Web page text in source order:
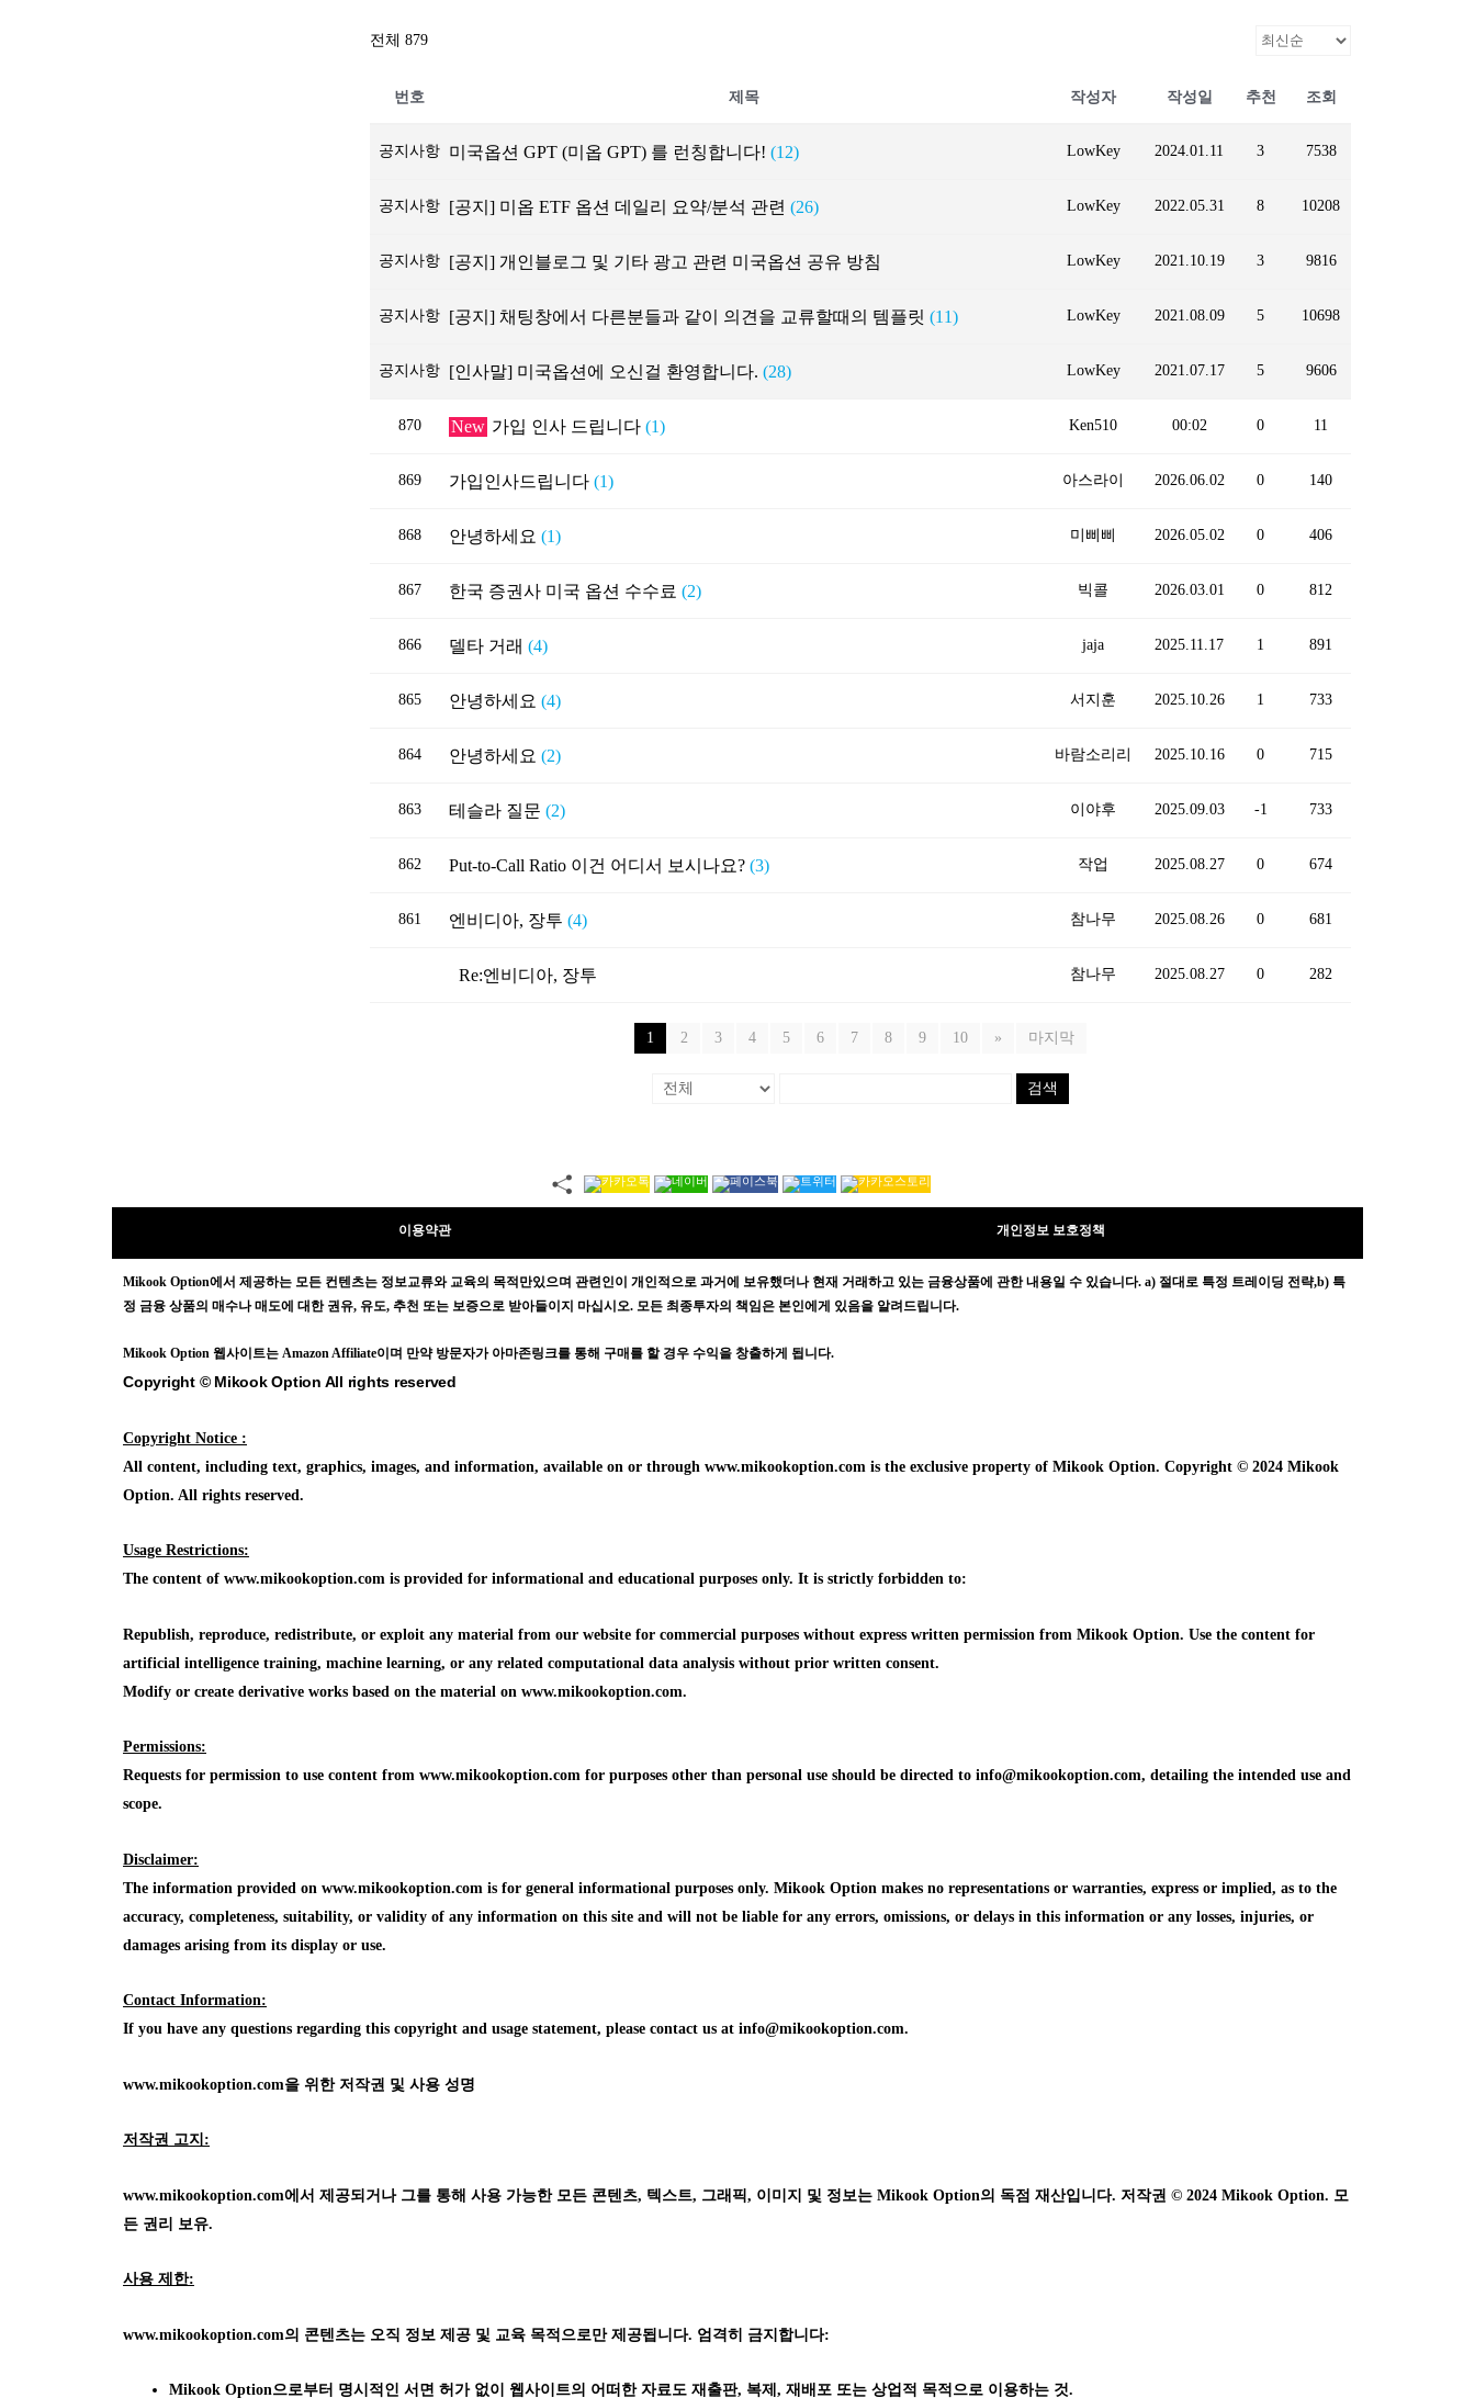
전체 879
번호 제목 작성자 작성일 추천 조회
공지사항 미국옵션 GPT (미옵 GPT) 를 런칭합니다! (12) LowKey 2024.01.11 3 7538
공지사항 [공지] 미옵 ETF 옵션 데일리 요약/분석 관련 (26) LowKey 2022.05.31 8 10208
공지사항 [공지] 개인블로그 및 기타 광고 관련 미국옵션 공유 방침 LowKey 2021.10.19 3 9816
공지사항 [공지] 채팅창에서 다른분들과 같이 의견을 교류할때의 템플릿 (11) LowKey 2021.08.09 5 10698
공지사항 [인사말] 미국옵션에 오신걸 환영합니다. (28) LowKey 2021.07.17 5 9606
870 New 가입 인사 드립니다 (1) Ken510 00:02 0 11
869 가입인사드립니다 (1) 아스라이 2026.06.02 0 140
868 안녕하세요 (1) 미삐삐 2026.05.02 0 406
867 한국 증권사 미국 옵션 수수료 (2) 빅콜 2026.03.01 0 812
866 델타 거래 (4) jaja 2025.11.17 1 891
865 안녕하세요 (4) 서지훈 2025.10.26 1 733
864 안녕하세요 (2) 바람소리리 2025.10.16 0 715
863 테슬라 질문 (2) 이야후 2025.09.03 -1 733
862 Put-to-Call Ratio 이건 어디서 보시나요? (3) 작업 2025.08.27 0 674
861 엔비디아, 장투 (4) 참나무 2025.08.26 0 681
Re:엔비디아, 장투 참나무 2025.08.27 0 282
1 2 3 4 5 6 7 8 9 10 » 마지막
검색
이용약관 개인정보 보호정책
Mikook Option에서 제공하는 모든 컨텐츠는 정보교류와 교육의 목적만있으며 관련인이 개인적으로 과거에 보유했더나 현재 거래하고 있는 금융상품에 관한 내용일 수 있습니다. a) 절대로 특정 트레이딩 전략,b) 특
정 금융 상품의 매수나 매도에 대한 권유, 유도, 추천 또는 보증으로 받아들이지 마십시오. 모든 최종투자의 책임은 본인에게 있음을 알려드립니다.
Mikook Option 웹사이트는 Amazon Affiliate이며 만약 방문자가 아마존링크를 통해 구매를 할 경우 수익을 창출하게 됩니다.
Copyright © Mikook Option All rights reserved
Copyright Notice :
All content, including text, graphics, images, and information, available on or through www.mikookoption.com is the exclusive property of Mikook Option. Copyright © 2024 Mikook
Option. All rights reserved.
Usage Restrictions:
The content of www.mikookoption.com is provided for informational and educational purposes only. It is strictly forbidden to:
Republish, reproduce, redistribute, or exploit any material from our website for commercial purposes without express written permission from Mikook Option. Use the content for
artificial intelligence training, machine learning, or any related computational data analysis without prior written consent.
Modify or create derivative works based on the material on www.mikookoption.com.
Permissions:
Requests for permission to use content from www.mikookoption.com for purposes other than personal use should be directed to info@mikookoption.com, detailing the intended use and
scope.
Disclaimer:
The information provided on www.mikookoption.com is for general informational purposes only. Mikook Option makes no representations or warranties, express or implied, as to the
accuracy, completeness, suitability, or validity of any information on this site and will not be liable for any errors, omissions, or delays in this information or any losses, injuries, or
damages arising from its display or use.
Contact Information:
If you have any questions regarding this copyright and usage statement, please contact us at info@mikookoption.com.
www.mikookoption.com을 위한 저작권 및 사용 성명
저작권 고지:
www.mikookoption.com에서 제공되거나 그를 통해 사용 가능한 모든 콘텐츠, 텍스트, 그래픽, 이미지 및 정보는 Mikook Option의 독점 재산입니다. 저작권 © 2024 Mikook Option. 모
든 권리 보유.
사용 제한:
www.mikookoption.com의 콘텐츠는 오직 정보 제공 및 교육 목적으로만 제공됩니다. 엄격히 금지합니다:
Mikook Option으로부터 명시적인 서면 허가 없이 웹사이트의 어떠한 자료도 재출판, 복제, 재배포 또는 상업적 목적으로 이용하는 것.